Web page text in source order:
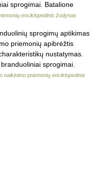
sprogimai. Batalione
enciklopedinis žodynas
sprogimų aptikimas
priemonių apibrėžtis
nustatymas.
sprogimai.
naikinimo priemonių enciklopedinis